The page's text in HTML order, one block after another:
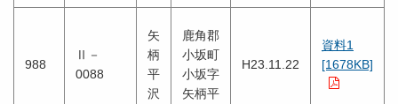
988
Ⅱ－
0088
矢
柄
平
沢
鹿角郡
小坂町
小坂字
矢柄平
H23.11.22
資料1
[1678KB]